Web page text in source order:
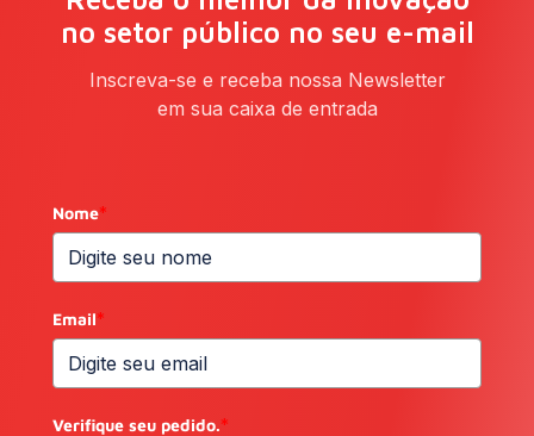
no setor público no seu e-mail
Inscreva-se e receba nossa Newsletter
em sua caixa de entrada
Nome*
Email*
Verifique seu pedido.*